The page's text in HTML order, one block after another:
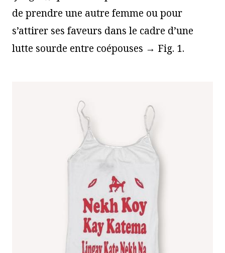
de prendre une autre femme ou pour
s’attirer ses faveurs dans le cadre d’une
lutte sourde entre coépouses → Fig. 1.